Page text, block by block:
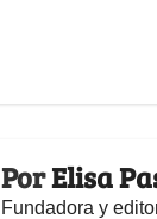
PorElisa
Fundadora y